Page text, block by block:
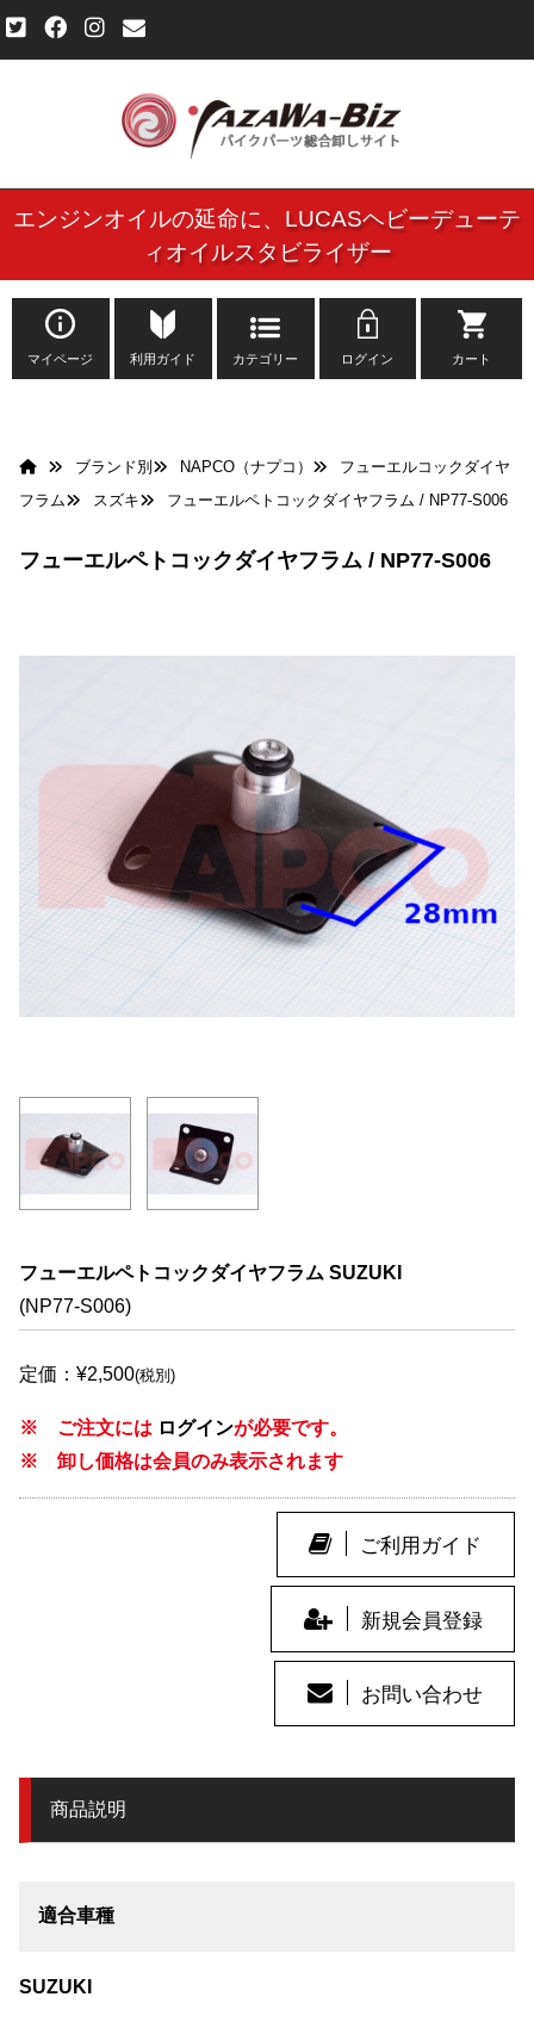
ご利用規約
個人情報保護方針
よくある質問
お問い合わせ
エンジンオイルの延命に、 LUCASヘビーデューテ
ィオイルスタビライザー
マイページ 利用ガイド カテゴリー ログイン カート
ブランド別 NAPCO（ナプコ）
フューエルコックダイヤ
フラム
スズキ フューエルペトコックダイヤフラム / NP77-S006
フューエルペトコックダイヤフラム / NP77-S006
フューエルペトコックダイヤフラム SUZUKI
(NP77-S006)
定価：¥2,500(税別)
※ ご注文には ログインが必要です。
※ 卸し価格は会員のみ表示されます
ご利用ガイド
新規会員登録
お問い合わせ
商品説明
適合車種
SUZUKI